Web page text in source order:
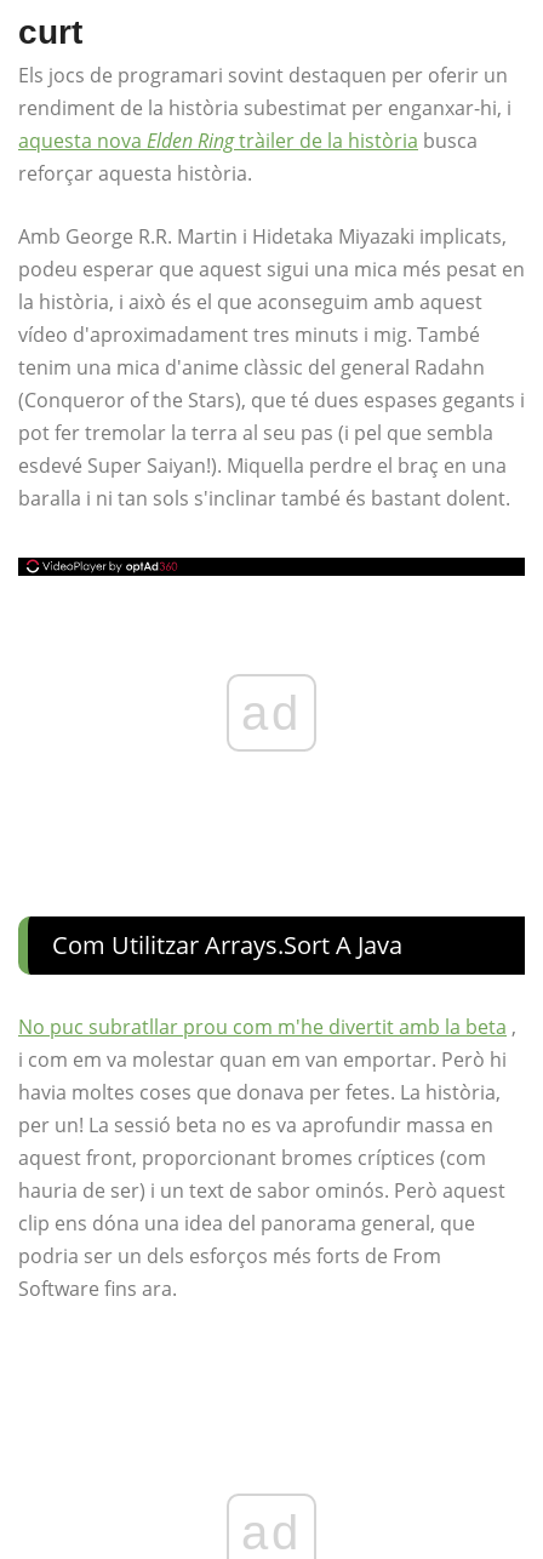
curt
Els jocs de programari sovint destaquen per oferir un
rendiment de la història subestimat per enganxar-hi, i
aquesta nova Elden Ringtràiler de la història busca
reforçar aquesta història.
Amb George R.R. Martin i Hidetaka Miyazaki implicats,
podeu esperar que aquest sigui una mica més pesat en
la història, i això és el que aconseguim amb aquest
vídeo d'aproximadament tres minuts i mig. També
tenim una mica d'anime clàssic del general Radahn
(Conqueror of the Stars), que té dues espases gegants i
pot fer tremolar la terra al seu pas (i pel que sembla
esdevé Super Saiyan!). Miquella perdre el braç en una
baralla i ni tan sols s'inclinar també és bastant dolent.
ad
Com Utilitzar Arrays.sort A Java
No puc subratllar prou com m'he divertit amb la beta ,
i com em va molestar quan em van emportar. Però hi
havia moltes coses que donava per fetes. La història,
per un! La sessió beta no es va aprofundir massa en
aquest front, proporcionant bromes críptices (com
hauria de ser) i un text de sabor ominós. Però aquest
clip ens dóna una idea del panorama general, que
podria ser un dels esforços més forts de From
Software fins ara.
ad